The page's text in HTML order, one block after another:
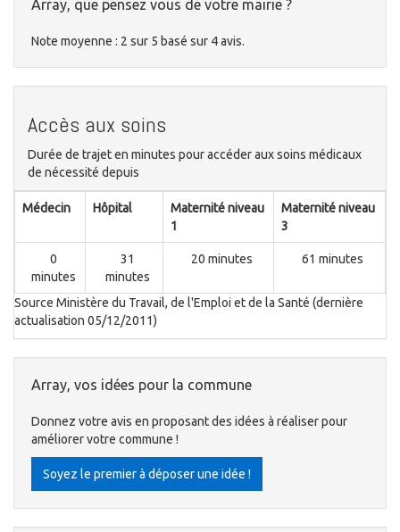
Array, que pensez vous de votre mairie ?
Note moyenne : 2 sur 5 basé sur 4avis.
Accès aux soins
Durée de trajet en minutes pour accéder aux soins médicaux
de nécessité depuis
Médecin Hôpital
Maternité niveau
1
Maternité niveau
3
0
minutes
31
minutes
20 minutes 61 minutes
Source Ministère du Travail, de l'Emploi et de la Santé (dernière
actualisation 05/12/2011)
Array, vos idées pour la commune
Donnez votre avis en proposant des idées à réaliser pour
améliorer votre commune !
Soyez le premier à déposer une idée !